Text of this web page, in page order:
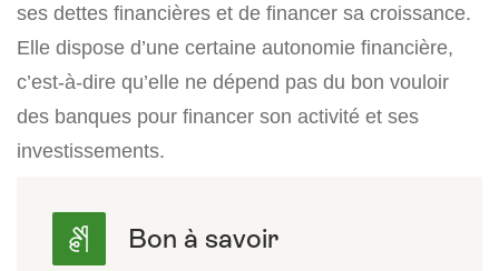
ses dettes financières et de financer sa croissance.
Elle dispose d’une certaine autonomie financière,
c’est-à-dire qu’elle ne dépend pas du bon vouloir
des banques pour financer son activité et ses
investissements.